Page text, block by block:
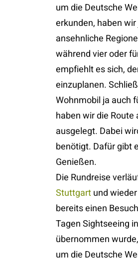
um die Deutsche
erkunden, haben
ansehnliche
während vier oder
empfiehlt es sich,
einzuplanen.
Wohnmobil ja auch
haben wir die Route
ausgelegt. Dabei
benötigt. Dafür gibt
Genießen.
Die Rundreise
Stuttgartund
bereits einen
Tagen Sightseeing
übernommen
um die Deutsche